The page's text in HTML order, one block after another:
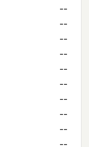
--
--
--
--
--
--
--
--
--
--